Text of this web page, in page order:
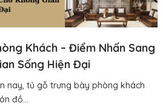
Khách – Điểm Nhấn Sang
Sống Hiện Đại
nay, tủ gỗ trưng bày phòng khách
đồ...